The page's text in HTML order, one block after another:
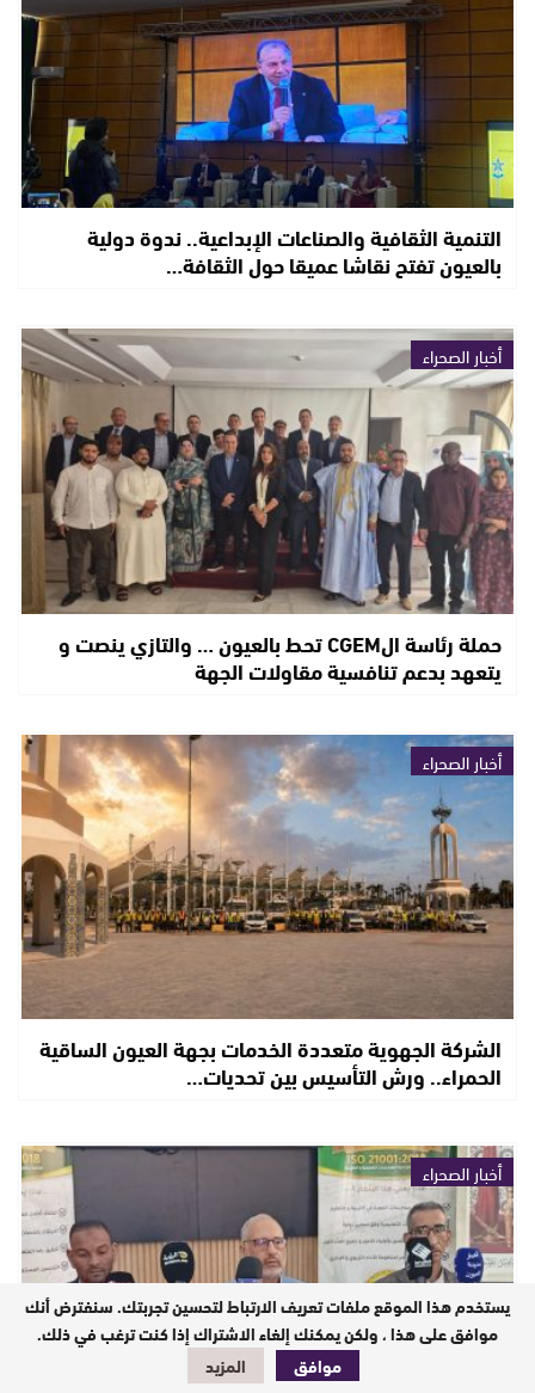
التنمية الثقافية والصناعات الإبداعية.. ندوة دولية
بالعيون تفتح نقاشا عميقا حول الثقافة…
أخبار الصحراء
حملة رئاسة الCGEM تحط بالعيون … والتازي ينصت و
يتعهد بدعم تنافسية مقاولات الجهة
أخبار الصحراء
الشركة الجهوية متعددة الخدمات بجهة العيون الساقية
الحمراء.. ورش التأسيس بين تحديات…
أخبار الصحراء
يستخدم هذا الموقع ملفات تعريف الارتباط لتحسين تجربتك. سنفترض أنك
موافق على هذا ، ولكن يمكنك إلغاء الاشتراك إذا كنت ترغب في ذلك.
موافق
المزيد